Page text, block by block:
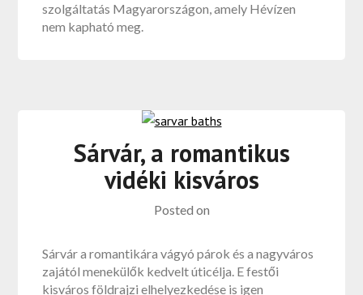
szolgáltatás Magyarországon, amely Hévízen
nem kapható meg.
Sárvár, a romantikus
vidéki kisváros
Posted on
Sárvár a romantikára vágyó párok és a nagyváros
zajától menekülők kedvelt úticélja. E festői
kisváros földrajzi elhelyezkedése is igen